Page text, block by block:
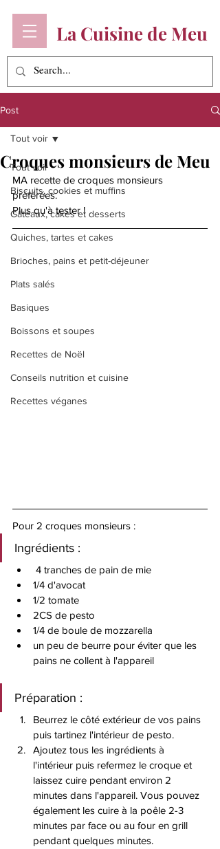
La Cuisine de Meu
Post
Tout voir
Biscuits, cookies et muffins
Gâteaux, cakes et desserts
Quiches, tartes et cakes
Brioches, pains et petit-déjeuner
Plats salés
Basiques
Boissons et soupes
Recettes de Noël
Conseils nutrition et cuisine
Recettes véganes
Tout voir
Croques monsieurs de Meu
MA recette de croques monsieurs
préférées.
Plus qu'à tester !
Pour 2 croques monsieurs :
Ingrédients :
4 tranches de pain de mie
1/4 d'avocat
1/2 tomate
2CS de pesto
1/4 de boule de mozzarella
un peu de beurre pour éviter que les
pains ne collent à l'appareil
Préparation :
Beurrez le côté extérieur de vos pains
puis tartinez l'intérieur de pesto.
Ajoutez tous les ingrédients à
l'intérieur puis refermez le croque et
laissez cuire pendant environ 2
minutes dans l'appareil. Vous pouvez
également les cuire à la poêle 2-3
minutes par face ou au four en grill
pendant quelques minutes.